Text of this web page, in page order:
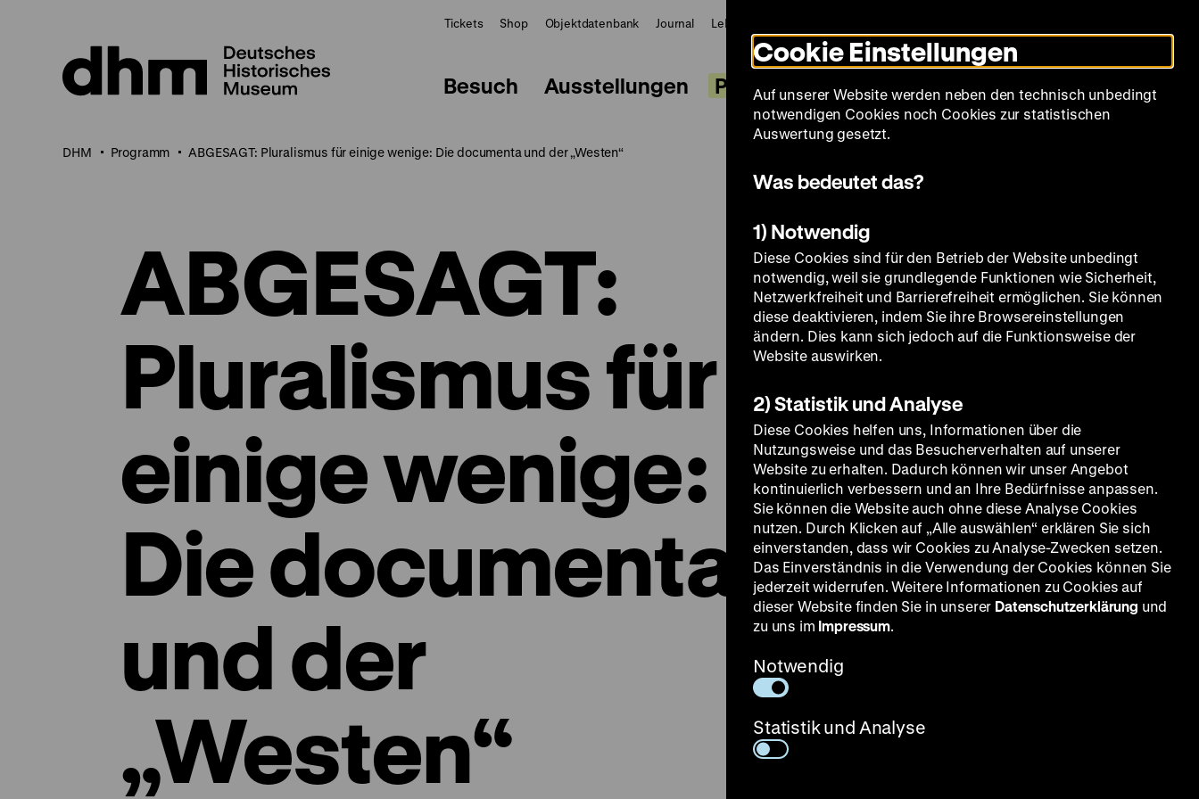
Seiteninhalt
springen
Tickets Shop Objektdatenbank Journal LeMO
Modus
umschalten
zum
Deutschen
Historischen
in
Deutscher
zum
Deutschen
Historischen
in
Leichter
Besuch Ausstellungen Programm Sammlung Bildung Museum
DHM Programm ABGESAGT: Pluralismus für einige wenige: Die documenta und der „Westen“
ABGESAGT:
Pluralismus für
einige wenige:
Die documenta
und der
„Westen“
Cookie Einstellungen
Auf unserer Website werden neben den technisch unbedingt
notwendigen Cookies noch Cookies zur statistischen
Auswertung gesetzt.
Was bedeutet das?
1) Notwendig
Diese Cookies sind für den Betrieb der Website unbedingt
notwendig, weil sie grundlegende Funktionen wie Sicherheit,
Netzwerkfreiheit und Barrierefreiheit ermöglichen. Sie können
diese deaktivieren, indem Sie ihre Browsereinstellungen
ändern. Dies kann sich jedoch auf die Funktionsweise der
Website auswirken.
2) Statistik und Analyse
Diese Cookies helfen uns, Informationen über die
Nutzungsweise und das Besucherverhalten auf unserer
Website zu erhalten. Dadurch können wir unser Angebot
kontinuierlich verbessern und an Ihre Bedürfnisse anpassen.
Sie können die Website auch ohne diese Analyse Cookies
nutzen. Durch Klicken auf „Alle auswählen“ erklären Sie sich
einverstanden, dass wir Cookies zu Analyse-Zwecken setzen.
Das Einverständnis in die Verwendung der Cookies können Sie
jederzeit widerrufen. Weitere Informationen zu Cookies auf
dieser Website finden Sie in unserer Datenschutzerklärung und
zu uns im Impressum.
Notwendig
Statistik und Analyse